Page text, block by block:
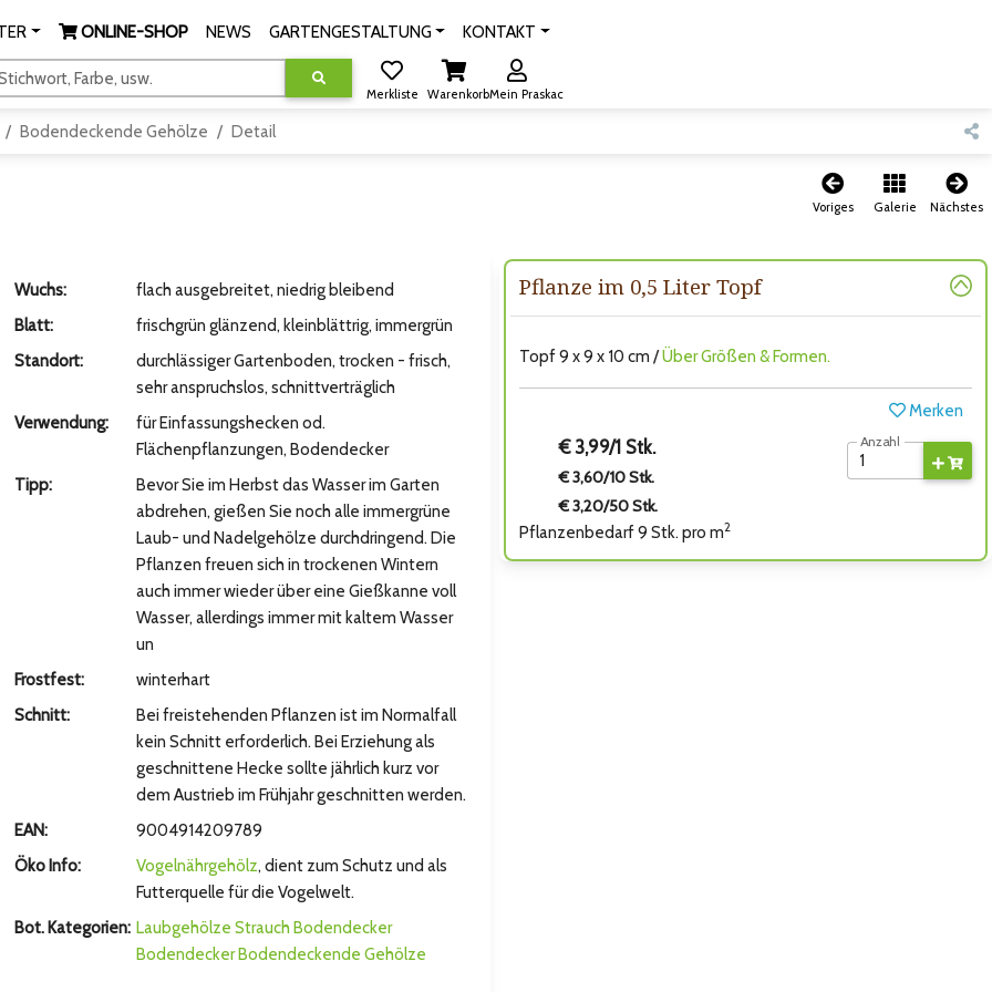
ONLINE-SHOP NEWS GARTENGESTALTUNG KONTAKT
Farbe, usw.
Merkliste WarenkorbMein Praskac
Bodendeckende Gehölze Detail
Voriges Galerie Nächstes
Bild
Bild
Pflanze im 0,5 Liter Topf
Topf 9 x 9 x 10 cm /Über Größen & Formen.
Merken
€ 3,99/1 Stk.
€ 3,60/10 Stk.
€ 3,20/50 Stk.
Anzahl
Pflanzenbedarf 9 Stk. pro m2
Wuchs:
flach ausgebreitet, niedrig bleibend
Blatt:
frischgrün glänzend, kleinblättrig, immergrün
Standort:
durchlässiger Gartenboden, trocken - frisch,
sehr anspruchslos, schnittverträglich
Verwendung:
für Einfassungshecken od.
Flächenpflanzungen, Bodendecker
Tipp:
Bevor Sie im Herbst das Wasser im Garten
abdrehen, gießen Sie noch alle immergrüne
Laub- und Nadelgehölze durchdringend. Die
Pflanzen freuen sich in trockenen Wintern
auch immer wieder über eine Gießkanne voll
Wasser, allerdings immer mit kaltem Wasser
un
Frostfest:
winterhart
Schnitt:
Bei freistehenden Pflanzen ist im Normalfall
kein Schnitt erforderlich. Bei Erziehung als
geschnittene Hecke sollte jährlich kurz vor
dem Austrieb im Frühjahr geschnitten werden.
EAN:
9004914209789
Öko Info:
Vogelnährgehölz, dient zum Schutz und als
Futterquelle für die Vogelwelt.
Bot. Kategorien: Laubgehölze Strauch Bodendecker
BodendeckerBodendeckende Gehölze